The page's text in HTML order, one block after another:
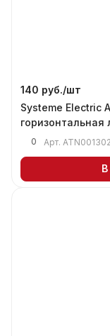
140 руб./шт
Systeme Electric
горизонтальная
0 Арт. ATN001302
В